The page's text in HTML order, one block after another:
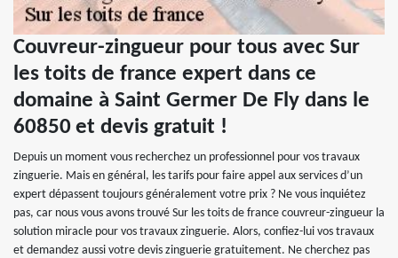
Couvreur-zingueur pour tous avec Sur
les toits de france expert dans ce
domaine à Saint Germer De Fly dans le
60850 et devis gratuit !
Depuis un moment vous recherchez un professionnel pour vos travaux
zinguerie. Mais en général, les tarifs pour faire appel aux services d’un
expert dépassent toujours généralement votre prix ? Ne vous inquiétez
pas, car nous vous avons trouvé Sur les toits de france couvreur-zingueur la
solution miracle pour vos travaux zinguerie. Alors, confiez-lui vos travaux
et demandez aussi votre devis zinguerie gratuitement. Ne cherchez pas